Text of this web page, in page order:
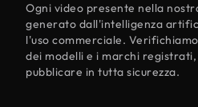
Ogni video presente nella
generato dall'intelligenza
l'uso commerciale.
dei modelli e i marchi registrati,
pubblicare in tutta sicurezza.